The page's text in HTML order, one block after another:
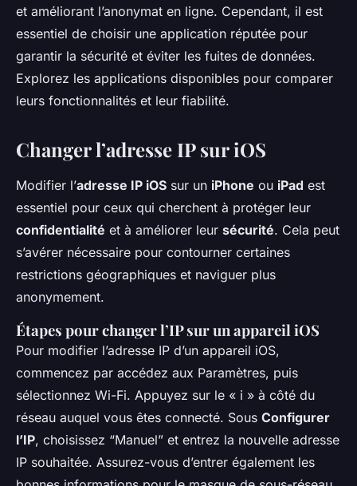
et améliorant l’anonymat en ligne. Cependant, il est
essentiel de choisir une application réputée pour
garantir la sécurité et éviter les fuites de données.
Explorez les applications disponibles pour comparer
leurs fonctionnalités et leur fiabilité.
Changer l’adresse IP sur iOS
Modifier l’adresse IP iOS sur un iPhone ou iPad est
essentiel pour ceux qui cherchent à protéger leur
confidentialité et à améliorer leur sécurité. Cela peut
s’avérer nécessaire pour contourner certaines
restrictions géographiques et naviguer plus
anonymement.
Étapes pour changer l’IP sur un appareil iOS
Pour modifier l’adresse IP d’un appareil iOS,
commencez par accédez aux Paramètres, puis
sélectionnez Wi-Fi. Appuyez sur le « i » à côté du
réseau auquel vous êtes connecté. Sous Configurer
l’IP, choisissez “Manuel” et entrez la nouvelle adresse
IP souhaitée. Assurez-vous d’entrer également les